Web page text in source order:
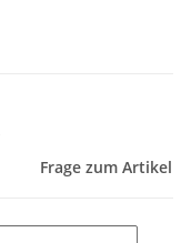
Frage zum Artikel